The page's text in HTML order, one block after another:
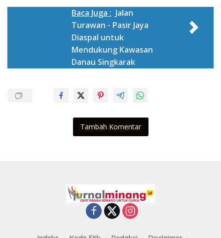
Baca Juga : Jalan
Turawan - Pasir Jaya
Diaspal untuk
Mendukung Kawasan
Danau Singkarak
Tambah Komentar